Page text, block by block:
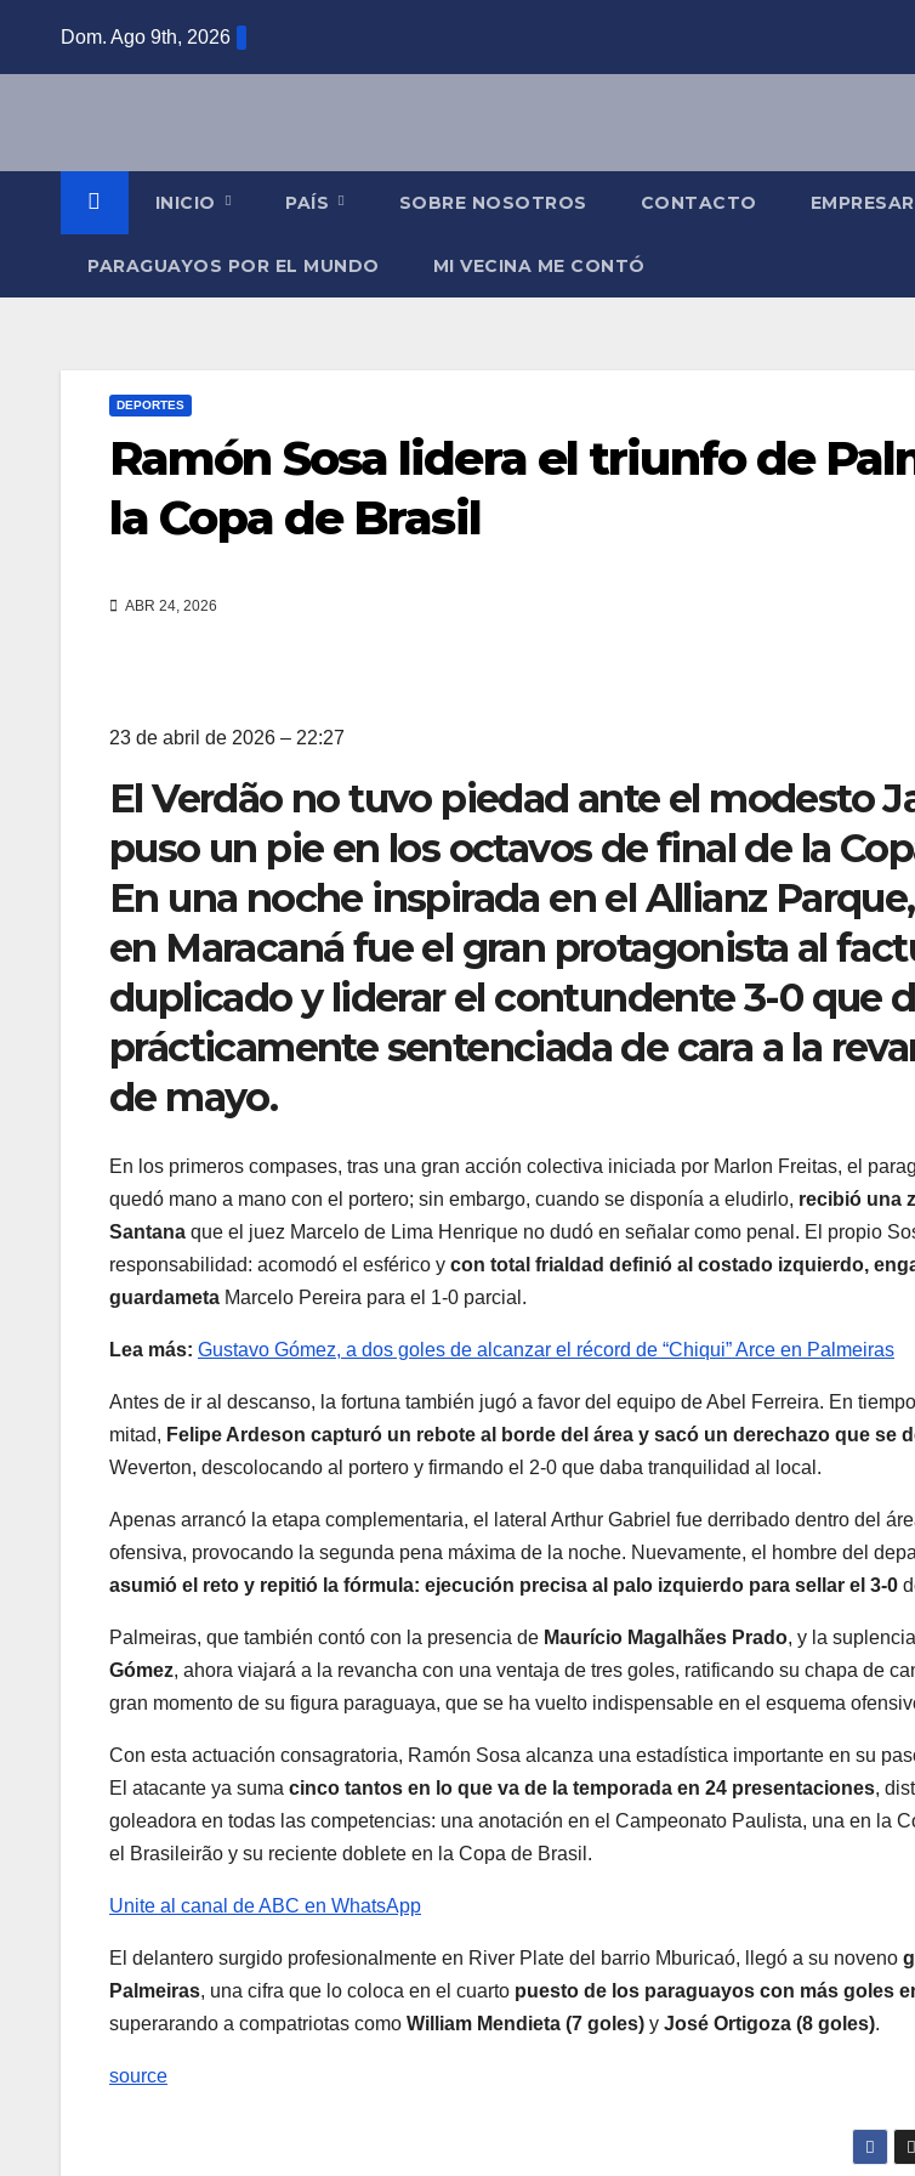
Dom. Ago 9th, 2026
INICIO PAÍS SOBRE NOSOTROS CONTACTO
PARAGUAYOS POR EL MUNDO MI VECINA ME CONTÓ
DEPORTES
Ramón Sosa lidera el triunfo de
la Copa de Brasil
ABR 24, 2026
23 de abril de 2026 – 22:27
El Verdão no tuvo piedad ante el modesto
puso un pie en los octavos de final de la
En una noche inspirada en el Allianz
en Maracaná fue el gran protagonista al
duplicado y liderar el contundente 3-0 que
prácticamente sentenciada de cara a la
de mayo.
En los primeros compases, tras una gran acción colectiva iniciada por Marlon Freitas, el
quedó mano a mano con el portero; sin embargo, cuando se disponía a eludirlo, recibió una
Santana que el juez Marcelo de Lima Henrique no dudó en señalar como penal. El propio
responsabilidad: acomodó el esférico y con total frialdad definió al costado izquierdo,
guardameta Marcelo Pereira para el 1-0 parcial.
Lea más: Gustavo Gómez, a dos goles de alcanzar el récord de “Chiqui” Arce en Palmeiras
Antes de ir al descanso, la fortuna también jugó a favor del equipo de Abel Ferreira. En
mitad, Felipe Ardeson capturó un rebote al borde del área y sacó un derechazo que se
Weverton, descolocando al portero y firmando el 2-0 que daba tranquilidad al local.
Apenas arrancó la etapa complementaria, el lateral Arthur Gabriel fue derribado dentro del
ofensiva, provocando la segunda pena máxima de la noche. Nuevamente, el hombre del
asumió el reto y repitió la fórmula: ejecución precisa al palo izquierdo para sellar el 3-0
Palmeiras, que también contó con la presencia de Maurício Magalhães Prado, y la
Gómez, ahora viajará a la revancha con una ventaja de tres goles, ratificando su chapa de
gran momento de su figura paraguaya, que se ha vuelto indispensable en el esquema
Con esta actuación consagratoria, Ramón Sosa alcanza una estadística importante en su
El atacante ya suma cinco tantos en lo que va de la temporada en 24 presentaciones,
goleadora en todas las competencias: una anotación en el Campeonato Paulista, una en la
el Brasileirão y su reciente doblete en la Copa de Brasil.
Unite al canal de ABC en WhatsApp
El delantero surgido profesionalmente en River Plate del barrio Mburicaó, llegó a su noveno
Palmeiras, una cifra que lo coloca en el cuarto puesto de los paraguayos con más goles
superarando a compatriotas como William Mendieta (7 goles) y José Ortigoza (8 goles).
source